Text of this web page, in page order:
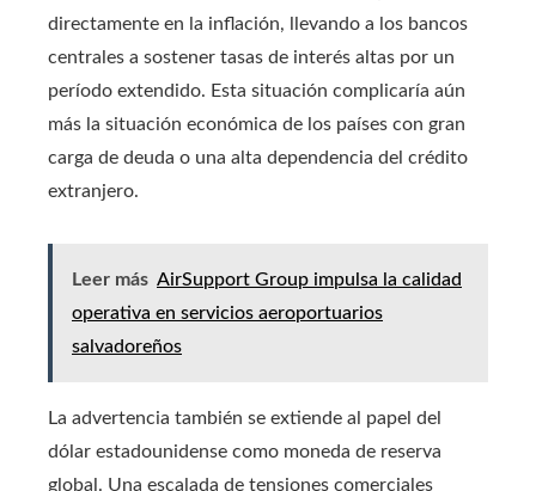
directamente en la inflación, llevando a los bancos
centrales a sostener tasas de interés altas por un
período extendido. Esta situación complicaría aún
más la situación económica de los países con gran
carga de deuda o una alta dependencia del crédito
extranjero.
Leer más AirSupport Group impulsa la calidad
operativa en servicios aeroportuarios
salvadoreños
La advertencia también se extiende al papel del
dólar estadounidense como moneda de reserva
global. Una escalada de tensiones comerciales